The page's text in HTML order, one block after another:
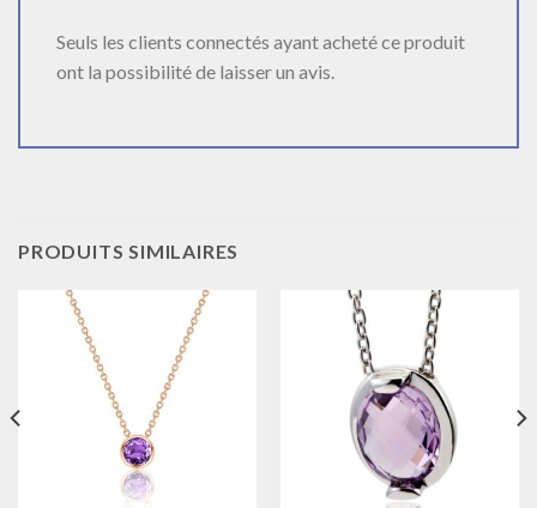
Seuls les clients connectés ayant acheté ce produit
ont la possibilité de laisser un avis.
PRODUITS SIMILAIRES